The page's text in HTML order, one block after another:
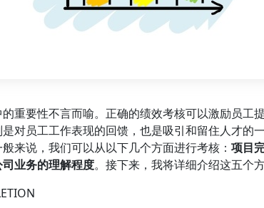
重要性不言而喻。正确的绩效考核可以激励员工
对员工工作表现的回馈，也是吸引和留住人才的
来说，我们可以从以下几个方面进行考核：项目
业务的理解程度。接下来，我将详细介绍这五个